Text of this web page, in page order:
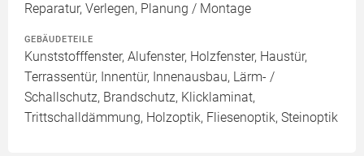
Reparatur, Verlegen, Planung / Montage
GEBÄUDETEILE
Kunststofffenster, Alufenster, Holzfenster, Haustür,
Terrassentür, Innentür, Innenausbau, Lärm- /
Schallschutz, Brandschutz, Klicklaminat,
Trittschalldämmung, Holzoptik, Fliesenoptik, Steinoptik